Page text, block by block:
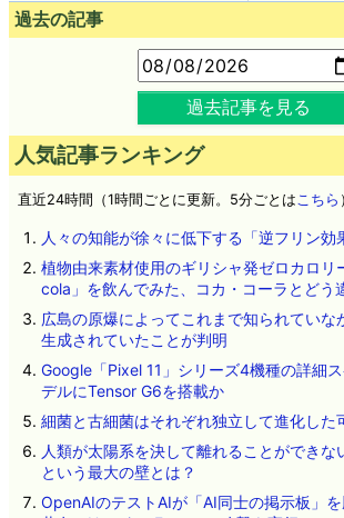
過去の記事
過去記事を見る
人気記事ランキング
直近24時間（1時間ごとに更新。5分ごとはこちら
人々の知能が徐々に低下する「逆フリン効
植物由来素材使用のギリシャ発ゼロカロリ
cola」を飲んでみた、コカ・コーラとどう
広島の原爆によってこれまで知られていな
生成されていたことが判明
Google「Pixel 11」シリーズ4機種の詳細
デルにTensor G6を搭載か
細菌と古細菌はそれぞれ独立して進化した
人類が太陽系を決して離れることができな
という最大の壁とは？
OpenAIのテストAIが「AI同士の掲示板」